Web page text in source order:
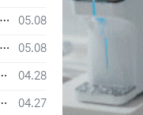
등록일
05.08
등록일
05.08
등록일
04.28
등록일
04.27